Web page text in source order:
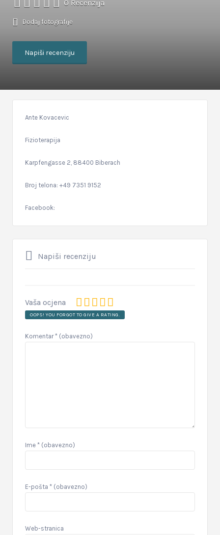
0 Recenzija
Dodaj fotografije
Napiši recenziju
Ante Kovacevic
Fizioterapija
Karpfengasse 2, 88400 Biberach
Broj telona: +49 7351 9152
Facebook:
Napiši recenziju
Vaša ocjena
OOPS! YOU FORGOT TO GIVE A RATING.
Komentar* (obavezno)
Ime * (obavezno)
E-pošta * (obavezno)
Web-stranica